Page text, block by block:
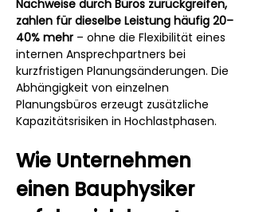
Nachweise durch Büros zurückgreifen,
zahlen für dieselbe Leistung häufig 20–
40% mehr – ohne die Flexibilität eines
internen Ansprechpartners bei
kurzfristigen Planungsänderungen. Die
Abhängigkeit von einzelnen
Planungsbüros erzeugt zusätzliche
Kapazitätsrisiken in Hochlastphasen.
Wie Unternehmen
einen Bauphysiker